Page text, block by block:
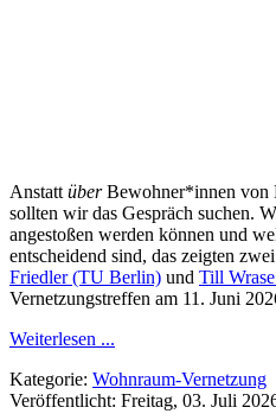
Anstatt überBewohner*innen von
sollten wir das Gespräch suchen.
angestoßen werden können und
entscheidend sind, das zeigten
Friedler (TU Berlin) und Till
Vernetzungstreffen am 11. Juni
Weiterlesen ...
Kategorie: Wohnraum-Vernetzung
Veröffentlicht: Freitag, 03. Juli